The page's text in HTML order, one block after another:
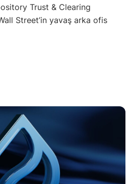
Trust & Clearing
Street’in yavaş arka ofis